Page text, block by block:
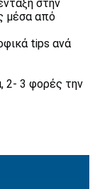
στην
μέσα από
tips ανά
2- 3 φορές την